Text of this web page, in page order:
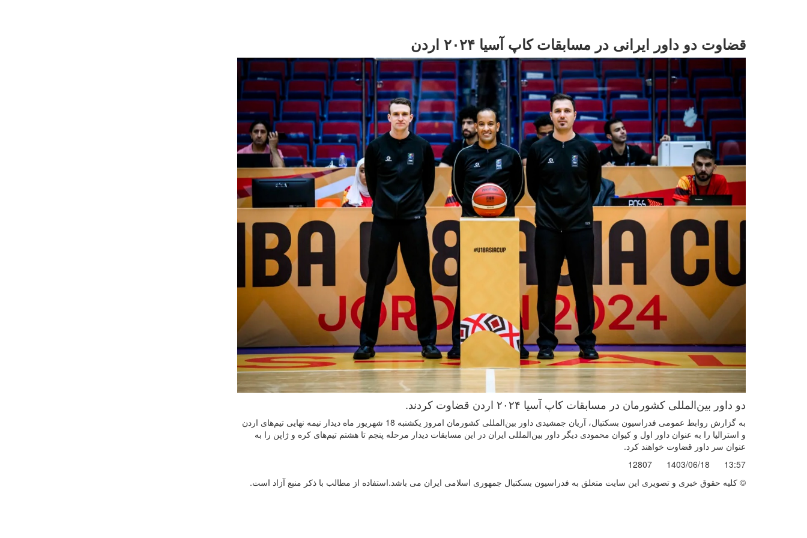
قضاوت دو داور ایرانی در مسابقات کاپ آسیا ۲۰۲۴ اردن
دو داور بین‌المللی کشورمان در مسابقات کاپ آسیا ۲۰۲۴ اردن قضاوت کردند.
به گزارش روابط عمومی فدراسیون بسکتبال، آریان جمشیدی داور بین‌المللی کشورمان امروز یکشنبه 18 شهریور ماه دیدار نیمه نهایی تیم‌های اردن
و استرالیا را به عنوان داور اول و کیوان محمودی دیگر داور بین‌المللی ایران در این مسابقات دیدار مرحله پنجم تا هشتم تیم‌های کره و ژاپن را به
عنوان سر داور قضاوت خواهند کرد.
13:57
1403/06/18
12807
© کليه حقوق خبری و تصويری اين سايت متعلق به فدراسیون بسکتبال جمهوری اسلامی ایران می باشد.استفاده از مطالب با ذكر منبع آزاد است.